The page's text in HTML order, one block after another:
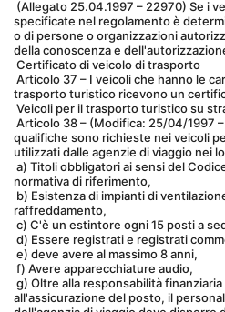
specificate nel regolamento è
o di persone o organizzazioni
della conoscenza e
Certificato di veicolo di trasporto
trasporto turistico ricevono un
Veicoli per il trasporto turistico su
qualifiche sono richieste nei veicoli
utilizzati dalle agenzie di viaggio nei
normativa di riferimento,
raffreddamento,
c) C'è un estintore ogni 15 posti a
d) Essere registrati e registrati
e) deve avere al massimo 8 anni,
f) Avere apparecchiature audio,
all'assicurazione del posto, il